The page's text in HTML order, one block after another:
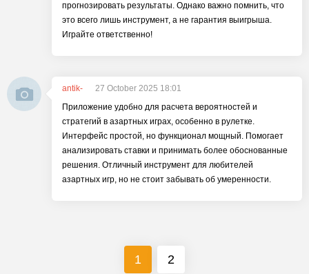
прогнозировать результаты. Однако важно помнить, что
это всего лишь инструмент, а не гарантия выигрыша.
Играйте ответственно!
antik-
27 October 2025 18:01
Приложение удобно для расчета вероятностей и
стратегий в азартных играх, особенно в рулетке.
Интерфейс простой, но функционал мощный. Помогает
анализировать ставки и принимать более обоснованные
решения. Отличный инструмент для любителей
азартных игр, но не стоит забывать об умеренности.
1 2